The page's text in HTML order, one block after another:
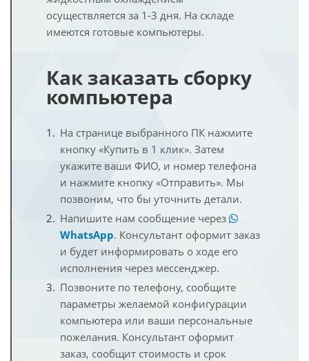
осуществляется за 1-3 дня. На складе
имеются готовые компьютеры.
Как заказать сборку
компьютера
На странице выбранного ПК нажмите
кнопку «Купить в 1 клик». Затем
укажите ваши ФИО, и номер телефона
и нажмите кнопку «Отправить». Мы
позвоним, что бы уточнить детали.
Напишите нам сообщение через
WhatsApp. Консультант оформит заказ
и будет информировать о ходе его
исполнения через мессенджер.
Позвоните по телефону, сообщите
параметры желаемой конфигурации
компьютера или ваши персональные
пожелания. Консультант оформит
заказ, сообщит стоимость и срок